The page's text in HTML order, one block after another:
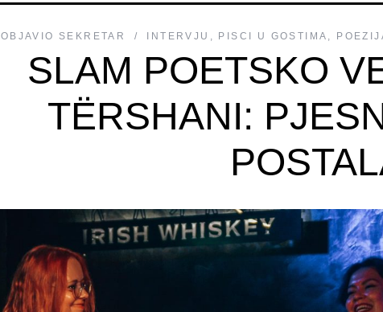
OBJAVIO SEKRETAR INTERVJU , PISCI U GOSTIMA ,
SLAM POETSKO
TËRSHANI: